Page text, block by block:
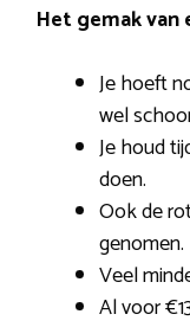
Het gemak van
Je hoeft
wel
Je houd
doen.
Ook de
genomen.
Veel
Al voor